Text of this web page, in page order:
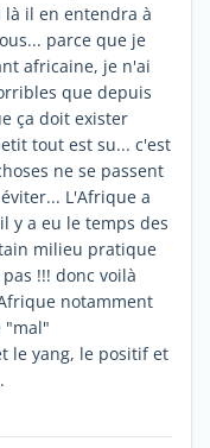
il en entendra à
parce que je
africaine, je n'ai
que depuis
ça doit exister
tout est su... c'est
ne se passent
L'Afrique a
y a eu le temps des
milieu pratique
!!! donc voilà
notamment
"mal"
le yang, le positif et